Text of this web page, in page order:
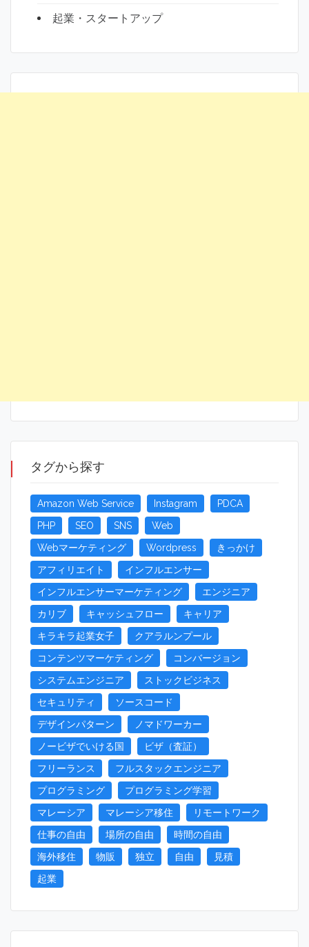
起業・スタートアップ
タグから探す
Amazon Web Service Instagram
PDCA
PHP
SEO SNS
Web
Webマーケティング
Wordpress
きっかけ
アフィリエイト
インフルエンサー
インフルエンサーマーケティング
エンジニア
カリブ
キャッシュフロー
キャリア
キラキラ起業女子
クアラルンプール
コンテンツマーケティング
コンバージョン
システムエンジニア
ストックビジネス
セキュリティ
ソースコード
デザインパターン
ノマドワーカー
ノービザでいける国
ビザ（査証）
フリーランス
フルスタックエンジニア
プログラミング
プログラミング学習
マレーシア
マレーシア移住
リモートワーク
仕事の自由
場所の自由
時間の自由
海外移住
物販 独立 自由
見積
起業